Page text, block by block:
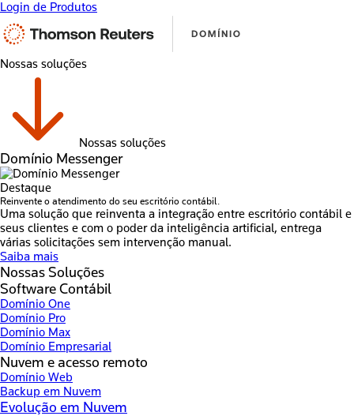
Login de Produtos
Nossas soluções
Nossas soluções
Domínio Messenger
Destaque
Reinvente o atendimento do seu escritório contábil.
Uma solução que reinventa a integração entre escritório contábil e
seus clientes e com o poder da inteligência artificial, entrega
várias solicitações sem intervenção manual.
Saiba mais
Nossas Soluções
Software Contábil
Domínio One
Domínio Pro
Domínio Max
Domínio Empresarial
Nuvem e acesso remoto
Domínio Web
Backup em Nuvem
Evolução em Nuvem